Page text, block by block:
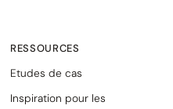
RESSOURCES
Etudes de cas
Inspiration pour les